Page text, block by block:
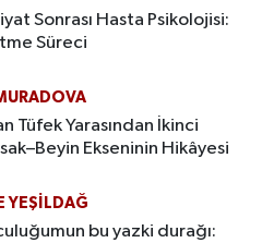
Sonrası Hasta Psikolojisi:
Süreci
Tüfek Yarasından İkinci
Ekseninin Hikâyesi
YEŞİLDAĞ
bu yazki durağı: